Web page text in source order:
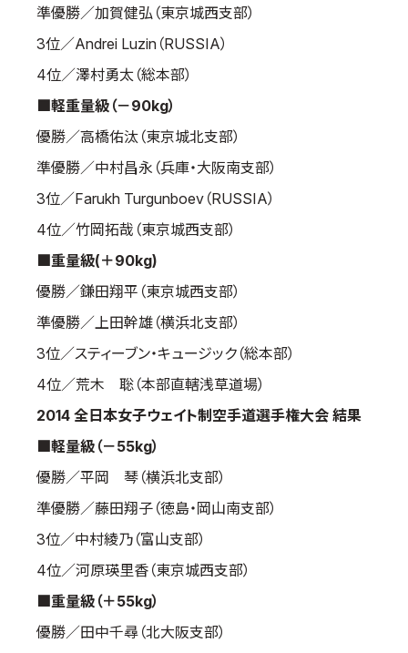
取材のお申し込み
よくある質問
本サイトについて
サイトマップ
Language
準優勝／加賀健弘（東京城西支部）
3位／Andrei Luzin（RUSSIA）
4位／澤村勇太（総本部）
■軽重量級（－90kg）
優勝／高橋佑汰（東京城北支部）
準優勝／中村昌永（兵庫・大阪南支部）
3位／Farukh Turgunboev（RUSSIA）
4位／竹岡拓哉（東京城西支部）
■重量級(＋90kg)
優勝／鎌田翔平（東京城西支部）
準優勝／上田幹雄（横浜北支部）
3位／スティーブン・キュージック（総本部）
4位／荒木 聡（本部直轄浅草道場）
2014 全日本女子ウェイト制空手道選手権大会 結果
■軽量級（－55kg）
優勝／平岡 琴（横浜北支部）
準優勝／藤田翔子（徳島・岡山南支部）
3位／中村綾乃（富山支部）
4位／河原瑛里香（東京城西支部）
■重量級（＋55kg）
優勝／田中千尋（北大阪支部）